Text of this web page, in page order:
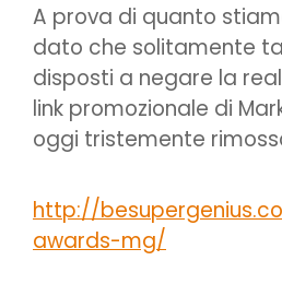
A prova di quanto
dato che solitamente
disposti a negare la
link promozionale di
oggi tristemente
http://
awards-mg/